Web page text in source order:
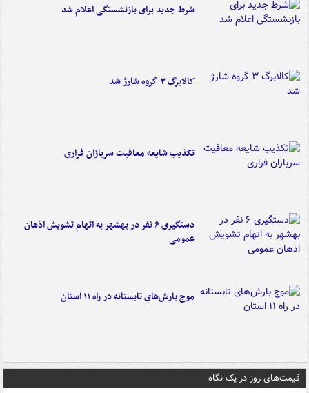
شرط جدید برای بازنشستگی اعلام شد
کالابرگ ۳ گروه شارژ شد
تکذیب شایعه معافیت سربازان فراری
دستگیری ۶ نفر در بهشهر به اتهام تشویش اذهان
عمومی
موج بارش‌های تابستانه در راه ۱۱ استان
قیمت‌های روز در یک نگاه